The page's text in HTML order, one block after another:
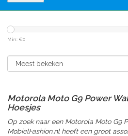
Min: €0
Motorola Moto G9 Power
Hoesjes
Op zoek naar een Motorola Moto G9
MobielFashion.nl heeft een groot